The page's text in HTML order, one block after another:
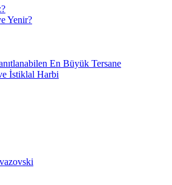
Yenir?
En Büyük Tersane
İstiklal Harbi